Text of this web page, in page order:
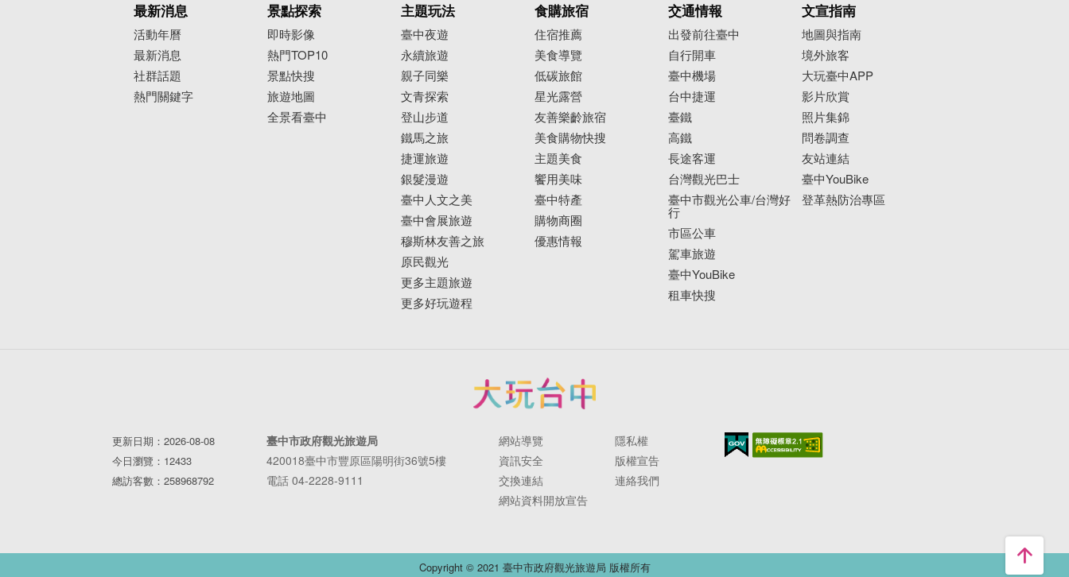
最新消息
活動年曆
最新消息
社群話題
熱門關鍵字
景點探索
即時影像
熱門TOP10
景點快搜
旅遊地圖
全景看臺中
主題玩法
臺中夜遊
永續旅遊
親子同樂
文青探索
登山步道
鐵馬之旅
捷運旅遊
銀髮漫遊
臺中人文之美
臺中會展旅遊
穆斯林友善之旅
原民觀光
更多主題旅遊
更多好玩遊程
食購旅宿
住宿推薦
美食導覽
低碳旅館
星光露營
友善樂齡旅宿
美食購物快搜
主題美食
饗用美味
臺中特產
購物商圈
優惠情報
交通情報
出發前往臺中
自行開車
臺中機場
台中捷運
臺鐵
高鐵
長途客運
台灣觀光巴士
臺中市觀光公車/台灣好
行
市區公車
駕車旅遊
臺中YouBike
租車快搜
文宣指南
地圖與指南
境外旅客
大玩臺中APP
影片欣賞
照片集錦
問卷調查
友站連結
臺中YouBike
登革熱防治專區
更新日期：2026-08-08
今日瀏覽：12433
總訪客數：258968792
臺中市政府觀光旅遊局
420018臺中市豐原區陽明街36號5樓
電話 04-2228-9111
網站導覽
隱私權
資訊安全
版權宣告
交換連結
連絡我們
網站資料開放宣告
Copyright © 2021 臺中市政府觀光旅遊局 版權所有